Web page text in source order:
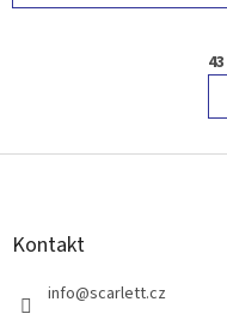
43
S
Kontakt
info@scarlett.cz